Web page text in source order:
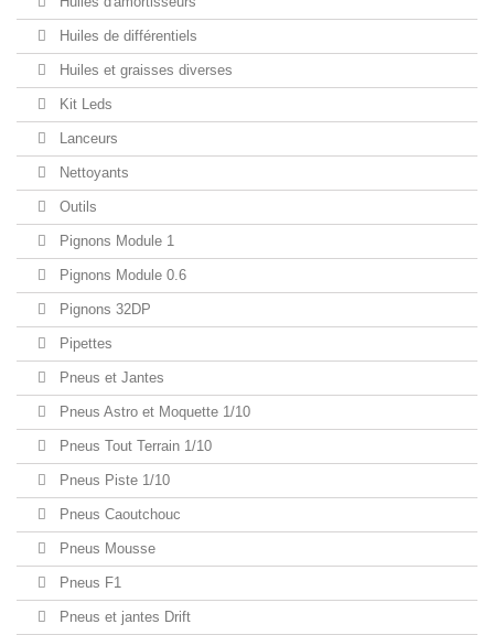
Huiles de différentiels
Huiles et graisses diverses
Kit Leds
Lanceurs
Nettoyants
Outils
Pignons Module 1
Pignons Module 0.6
Pignons 32DP
Pipettes
Pneus et Jantes
Pneus Astro et Moquette 1/10
Pneus Tout Terrain 1/10
Pneus Piste 1/10
Pneus Caoutchouc
Pneus Mousse
Pneus F1
Pneus et jantes Drift